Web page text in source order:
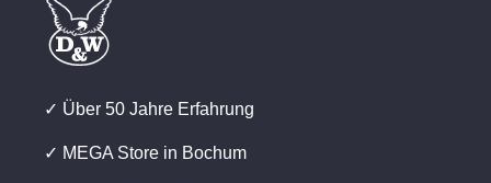
✓ Über 50 Jahre Erfahrung
✓ MEGA Store in Bochum